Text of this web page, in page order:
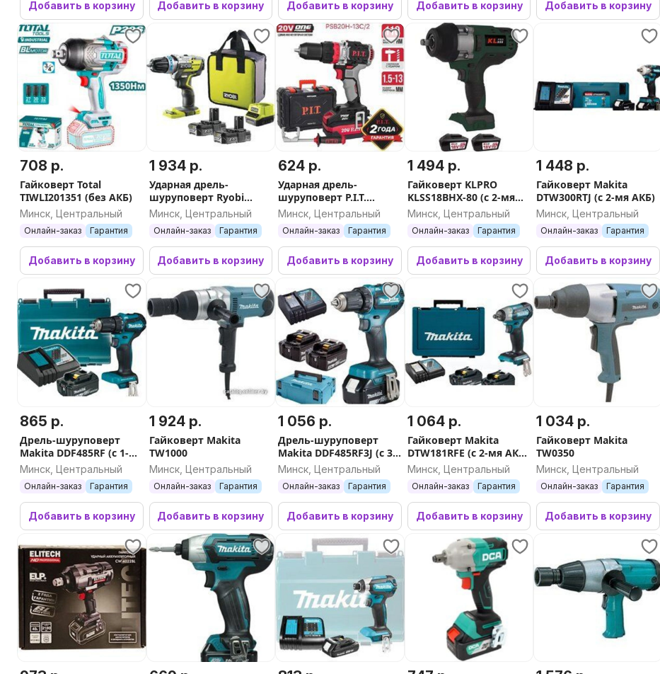
Добавить в корзину Добавить в корзину Добавить в корзину Добавить в корзину Добавить в корзину
708 р.
Гайковерт Total
TIWLI201351 (без АКБ)
Минск, Центральный
Онлайн-заказ Гарантия
Добавить в корзину
1 934 р.
Ударная дрель-
шуруповерт Ryobi
R18PDBL-220S
5133003436 (с 2-мя АКБ,
сумка)
Минск, Центральный
Онлайн-заказ Гарантия
Добавить в корзину
624 р.
Ударная дрель-
шуруповерт P.I.T.
PSB20H-13C/2 (с 2-мя
АКБ, кейс)
Минск, Центральный
Онлайн-заказ Гарантия
Добавить в корзину
1 494 р.
Гайковерт KLPRO
KLSS18BHX-80 (с 2-мя
АКБ, кейс)
Минск, Центральный
Онлайн-заказ Гарантия
Добавить в корзину
1 448 р.
Гайковерт Makita
DTW300RTJ (с 2-мя АКБ)
Минск, Центральный
Онлайн-заказ Гарантия
Добавить в корзину
865 р.
Дрель-шуруповерт
Makita DDF485RF (с 1-м
АКБ, кейс)
Минск, Центральный
Онлайн-заказ Гарантия
Добавить в корзину
1 924 р.
Гайковерт Makita
TW1000
Минск, Центральный
Онлайн-заказ Гарантия
Добавить в корзину
1 056 р.
Дрель-шуруповерт
Makita DDF485RF3J (с 3-
мя АКБ, кейс)
Минск, Центральный
Онлайн-заказ Гарантия
Добавить в корзину
1 064 р.
Гайковерт Makita
DTW181RFE (с 2-мя АКБ,
кейс)
Минск, Центральный
Онлайн-заказ Гарантия
Добавить в корзину
1 034 р.
Гайковерт Makita
TW0350
Минск, Центральный
Онлайн-заказ Гарантия
Добавить в корзину